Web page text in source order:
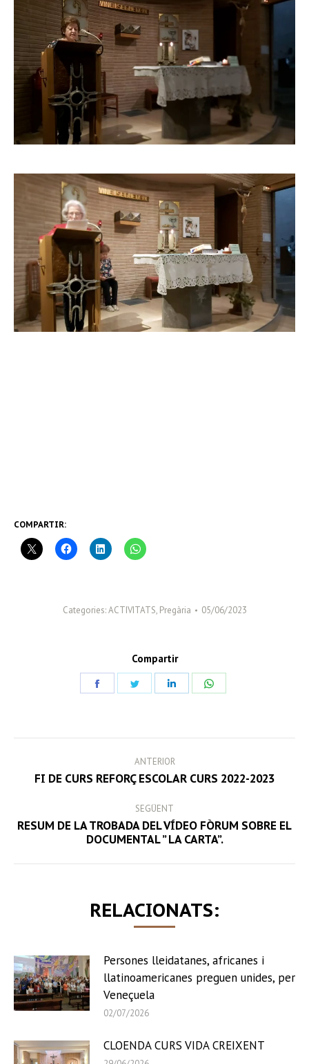
COMPARTIR:
Categories:ACTIVITATS, Pregària 05/06/2023
Compartir
NAVIGATION
ANTERIOR
Previous
FI DE CURS REFORÇ ESCOLAR CURS 2022-2023
SEGÜENT
Next
RESUM DE LA TROBADA DEL VÍDEO FÒRUM SOBRE EL
DOCUMENTAL ” LA CARTA”.
RELACIONATS:
Persones lleidatanes, africanes i
llatinoamericanes preguen unides, per
Veneçuela
02/07/2026
CLOENDA CURS VIDA CREIXENT